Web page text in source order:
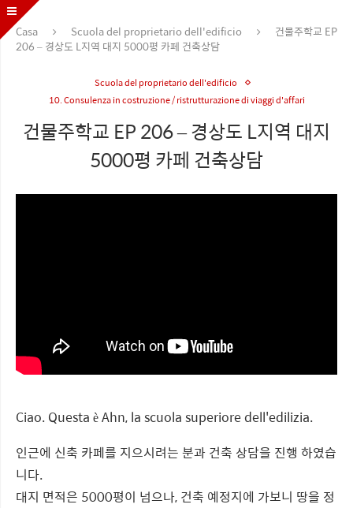
Casa Scuola del proprietario dell'edificio
건물주학교 EP
206 – 경상도 L지역 대지 5000평 카페 건축상담
Scuola del proprietario dell'edificio
10. Consulenza in costruzione / ristrutturazione di viaggi d'affari
건물주학교 EP 206 – 경상도 L지역 대지
5000평 카페 건축상담
Ciao. Questa è Ahn, la scuola superiore dell'edilizia.
인근에 신축 카페를 지으시려는 분과 건축 상담을 진행 하였습
니다.
대지 면적은 5000평이 넘으나, 건축 예정지에 가보니 땅을 정